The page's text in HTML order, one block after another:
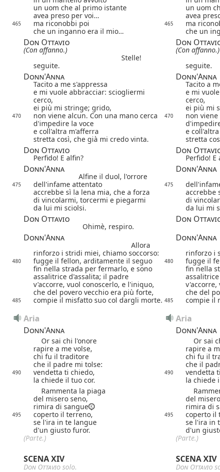
un uom che al primo istante
un uom
avea preso per voi…
avea
465 ma riconobbi poi 465
ma
che un inganno era il mio…
che un
Don Ottavio Don
(Con affanno.)
(Con affanno.)
Stelle!
seguite.
seguite.
Donn'Anna Donn'Anna
Tacito a me s'appressa
Tacito a
e mi vuole abbracciar: sciogliermi
cerco,
e mi
cerco,
ei più mi stringe; grido,
ei più mi
470 non viene alcun. Con una mano cerca 470
non
d'impedire la voce
e coll'altra m'afferra
e
stretta così, che già mi credo vinta.
stretta
Don Ottavio Don
Perfido! E alfin? Perfido! E
Donn'Anna Donn'Anna
Alfine il duol, l'orrore
475 dell'infame attentato 475
accrebbe sì la lena mia, che a forza
accrebbe
di vincolarmi, torcermi e piegarmi
di
da lui mi sciolsi.
da lui mi
Don Ottavio Don
Ohimè, respiro.
Donn'Anna Donn'Anna
Allora
rinforzo i stridi miei, chiamo soccorso: rinforzo i
480 fugge il fellon, arditamente il seguo 480
fugge il
fin nella strada per fermarlo, e sono
fin nella
assalitrice d'assalita; il padre
v'accorre, vuol conoscerlo, e l'iniquo,
v'accorre,
che del povero vecchio era più forte,
che del
485 compie il misfatto suo col dargli morte. 485 compie il
Aria
Aria
Donn'Anna
Donn'Anna
Or sai chi l'onore
Or sai
rapire a me volse,
rapire a
chi fu il traditore
chi fu il
che il padre mi tolse:
che il
490 vendetta ti chiedo, 490
vendetta
la chiede il tuo cor.
la chiede
Rammenta la piaga
del misero seno,
del
rimira di sangue
rimira di
495 coperto il terreno, 495
coperto il
se l'ira in te langue
se l'ira in
d'un giusto furor.
d'un
(Parte.)
(Parte.)
SCENA XIV SCENA XIV
Don Ottavio solo. Don Ottavio